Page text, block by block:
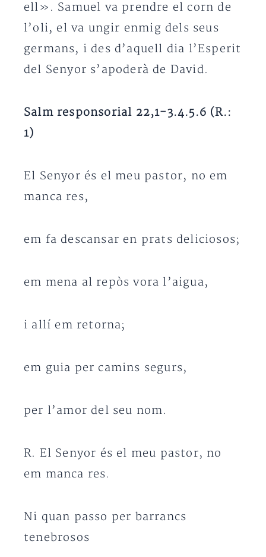
ell». Samuel va prendre el corn de
l’oli, el va ungir enmig dels seus
germans, i des d’aquell dia l’Esperit
del Senyor s’apoderà de David.
Salm responsorial 22,1-3.4.5.6 (R.:
1)
El Senyor és el meu pastor, no em
manca res,
em fa descansar en prats deliciosos;
em mena al repòs vora l’aigua,
i allí em retorna;
em guia per camins segurs,
per l’amor del seu nom.
R. El Senyor és el meu pastor, no
em manca res.
Ni quan passo per barrancs
tenebrosos